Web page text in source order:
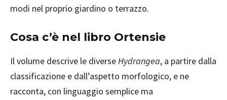
modi nel proprio giardino o terrazzo.
Cosa c’è nel libro Ortensie
Il volume descrive le diverseHydrangea, a partire dalla
classificazione e dall’aspetto morfologico, e ne
racconta, con linguaggio semplice ma